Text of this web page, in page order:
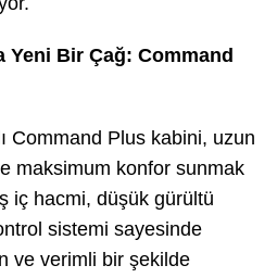
Bir Çağ: Command
Command Plus kabini, uzun
maksimum konfor sunmak
iç hacmi, düşük gürültü
sistemi sayesinde
ve verimli bir şekilde